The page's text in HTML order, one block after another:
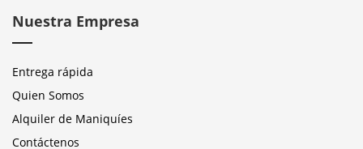
Nuestra Empresa
Entrega rápida
Quien Somos
Alquiler de Maniquíes
Contáctenos